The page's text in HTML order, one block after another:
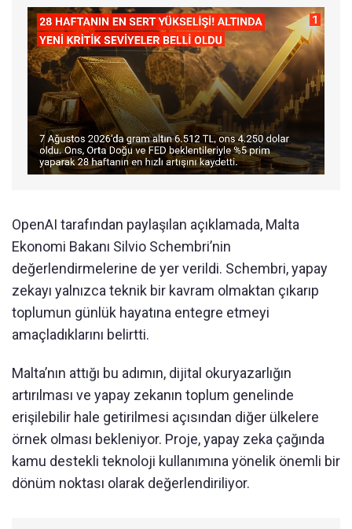
OpenAI tarafından paylaşılan açıklamada, Malta
Ekonomi Bakanı Silvio Schembri’nin
değerlendirmelerine de yer verildi. Schembri, yapay
zekayı yalnızca teknik bir kavram olmaktan çıkarıp
toplumun günlük hayatına entegre etmeyi
amaçladıklarını belirtti.
Malta’nın attığı bu adımın, dijital okuryazarlığın
artırılması ve yapay zekanın toplum genelinde
erişilebilir hale getirilmesi açısından diğer ülkelere
örnek olması bekleniyor. Proje, yapay zeka çağında
kamu destekli teknoloji kullanımına yönelik önemli bir
dönüm noktası olarak değerlendiriliyor.